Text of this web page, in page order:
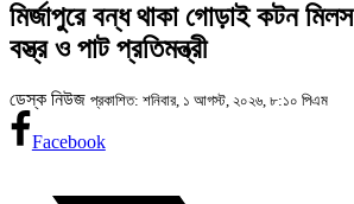
মির্জাপুরে বন্ধ থাকা গোড়াই কটন
বস্ত্র ও পাট প্রতিমন্ত্রী
ডেস্ক নিউজ প্রকাশিত: শনিবার, ১ আগস্ট, ২০২৬, ৮:১০ পিএম
Facebook